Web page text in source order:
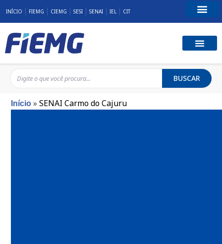
INÍCIO FIEMG CIEMG SESI SENAI IEL CIT
BUSCAR
Início »SENAI Carmo do Cajuru